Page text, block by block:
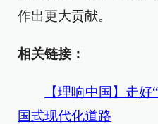
作出更大贡献。
相关链接：
【理响中国】走
国式现代化道路